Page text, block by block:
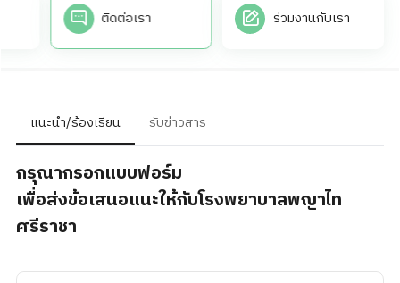
ติดต่อเรา ร่วมงานกับเรา
แนะนำ/ร้องเรียน รับข่าวสาร
กรุณากรอกแบบฟอร์ม
เพื่อส่งข้อเสนอแนะให้กับโรงพยาบาลพญาไท
ศรีราชา